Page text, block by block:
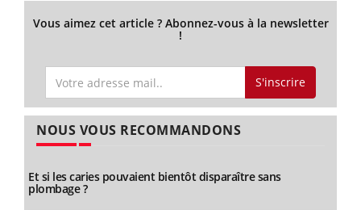
Vous aimez cet article ? Abonnez-vous à la newsletter
!
S'inscrire
NOUS VOUS RECOMMANDONS
Et si les caries pouvaient bientôt disparaître sans
plombage ?